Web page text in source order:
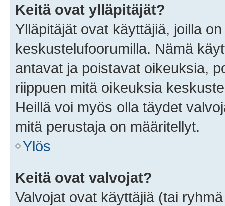
Keitä ovat ylläpitäjät?
Ylläpitäjät ovat käyttäjiä, joilla
keskustelufoorumilla. Nämä
antavat ja poistavat oikeuksia,
riippuen mitä oikeuksia
Heillä voi myös olla täydet
mitä perustaja on määritellyt.
Ylös
Keitä ovat valvojat?
Valvojat ovat käyttäjiä (tai